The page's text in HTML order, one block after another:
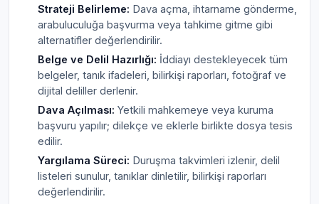
Strateji Belirleme: Dava açma, ihtarname gönderme,
arabuluculuğa başvurma veya tahkime gitme gibi
alternatifler değerlendirilir.
Belge ve Delil Hazırlığı: İddiayı destekleyecek tüm
belgeler, tanık ifadeleri, bilirkişi raporları, fotoğraf ve
dijital deliller derlenir.
Dava Açılması: Yetkili mahkemeye veya kuruma
başvuru yapılır; dilekçe ve eklerle birlikte dosya tesis
edilir.
Yargılama Süreci: Duruşma takvimleri izlenir, delil
listeleri sunulur, tanıklar dinletilir, bilirkişi raporları
değerlendirilir.